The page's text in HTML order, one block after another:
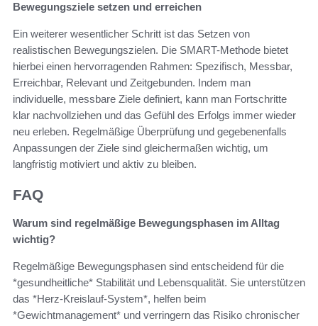
Bewegungsziele setzen und erreichen
Ein weiterer wesentlicher Schritt ist das Setzen von
realistischen Bewegungszielen. Die SMART-Methode bietet
hierbei einen hervorragenden Rahmen: Spezifisch, Messbar,
Erreichbar, Relevant und Zeitgebunden. Indem man
individuelle, messbare Ziele definiert, kann man Fortschritte
klar nachvollziehen und das Gefühl des Erfolgs immer wieder
neu erleben. Regelmäßige Überprüfung und gegebenenfalls
Anpassungen der Ziele sind gleichermaßen wichtig, um
langfristig motiviert und aktiv zu bleiben.
FAQ
Warum sind regelmäßige Bewegungsphasen im Alltag
wichtig?
Regelmäßige Bewegungsphasen sind entscheidend für die
*gesundheitliche* Stabilität und Lebensqualität. Sie unterstützen
das *Herz-Kreislauf-System*, helfen beim
*Gewichtmanagement* und verringern das Risiko chronischer